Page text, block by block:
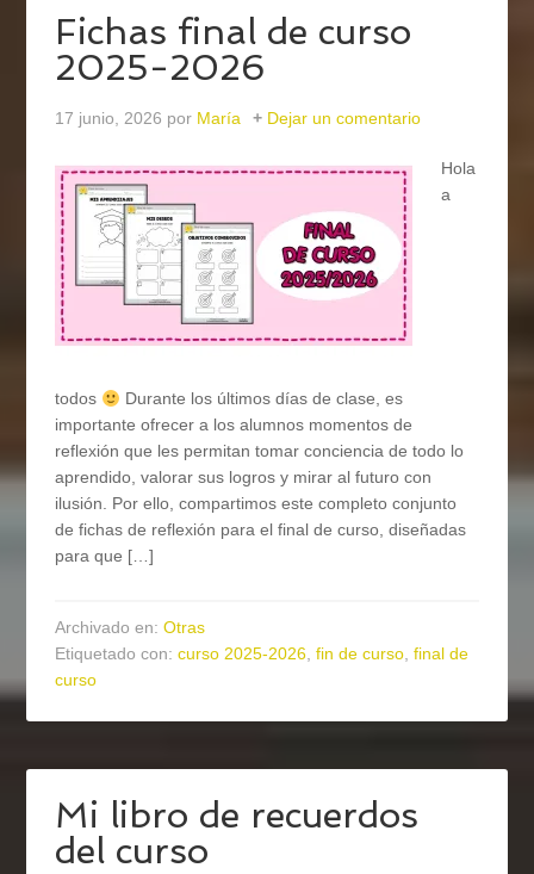
Fichas final de curso
2025-2026
17 junio, 2026 por María Dejar un comentario
Hola
a
todos
Durante los últimos días de clase, es
importante ofrecer a los alumnos momentos de
reflexión que les permitan tomar conciencia de todo lo
aprendido, valorar sus logros y mirar al futuro con
ilusión. Por ello, compartimos este completo conjunto
de fichas de reflexión para el final de curso, diseñadas
para que […]
Archivado en:Otras
Etiquetado con:curso 2025-2026,fin de curso,final de
curso
Mi libro de recuerdos
del curso